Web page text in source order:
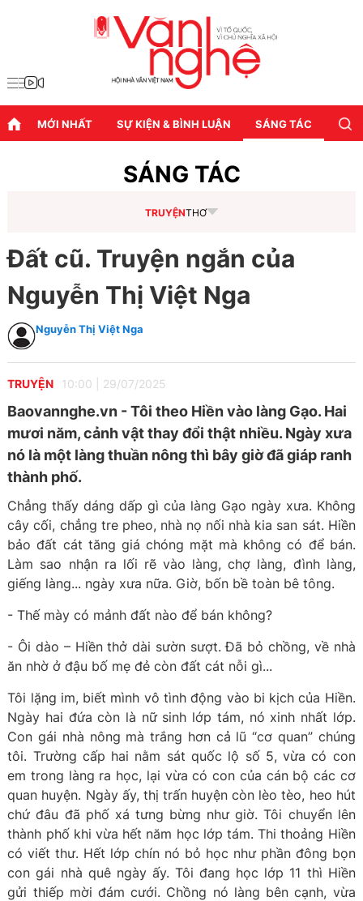
MỚI NHẤT SỰ KIỆN & BÌNH LUẬN SÁNG TÁC
SÁNG TÁC
TRUYỆNTHƠ
Đất cũ. Truyện ngắn của
Nguyễn Thị Việt Nga
Nguyễn Thị Việt Nga
TRUYỆN 10:00 29/07/2025
Baovannghe.vn - Tôi theo Hiền vào làng Gạo. Hai
mươi năm, cảnh vật thay đổi thật nhiều. Ngày xưa
nó là một làng thuần nông thì bây giờ đã giáp ranh
thành phố.
Chẳng thấy dáng dấp gì của làng Gạo ngày xưa. Không
cây cối, chẳng tre pheo, nhà nọ nối nhà kia san sát. Hiền
bảo đất cát tăng giá chóng mặt mà không có để bán.
Làm sao nhận ra lối rẽ vào làng, chợ làng, đình làng,
giếng làng... ngày xưa nữa. Giờ, bốn bề toàn bê tông.
- Thế mày có mảnh đất nào để bán không?
- Ôi dào – Hiền thở dài sườn sượt. Đã bỏ chồng, về nhà
ăn nhờ ở đậu bố mẹ đẻ còn đất cát nỗi gì...
Tôi lặng im, biết mình vô tình động vào bi kịch của Hiền.
Ngày hai đứa còn là nữ sinh lớp tám, nó xinh nhất lớp.
Con gái nhà nông mà trắng hơn cả lũ “cơ quan” chúng
tôi. Trường cấp hai nằm sát quốc lộ số 5, vừa có con
em trong làng ra học, lại vừa có con của cán bộ các cơ
quan huyện. Ngày ấy, thị trấn huyện còn lèo tèo, heo hút
chứ đâu đã phố xá tưng bừng như giờ. Tôi chuyển lên
thành phố khi vừa hết năm học lớp tám. Thi thoảng Hiền
có viết thư. Hết lớp chín nó bỏ học như phần đông bọn
con gái nhà quê ngày ấy. Tôi đang học lớp 11 thì Hiền
gửi thiếp mời đám cưới. Chồng nó làng bên cạnh, vừa